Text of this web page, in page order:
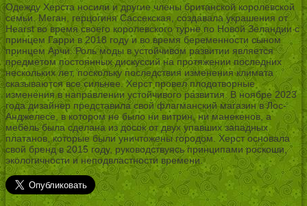
Одежду Херста носили и другие члены британской королевской
семьи. Меган, герцогиня Сассекская, создавала украшения от
Hearst во время своего королевского турне по Новой Зеландии с
принцем Гарри в 2018 году и во время беременности сыном
принцем Арчи. Роль моды в устойчивом развитии является
предметом постоянных дискуссий на протяжении последних
нескольких лет, поскольку последствия изменения климата
сказываются все сильнее. Херст провел плодотворные
изменения в направлении устойчивого развития. В ноябре 2023
года дизайнер представила свой флагманский магазин в Лос-
Анджелесе, в котором не было ни витрин, ни манекенов, а
мебель была сделана из досок от двух упавших западных
платанов, которые были уничтожены городом. Херст основала
свой бренд в 2015 году, руководствуясь принципами роскоши,
экологичности и неподвластности времени.